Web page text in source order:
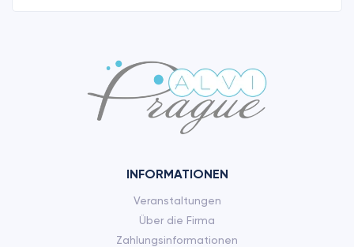
INFORMATIONEN
Veranstaltungen
Über die Firma
Zahlungsinformationen